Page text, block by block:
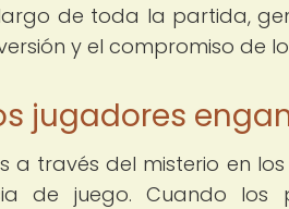
de toda la partida,
y el compromiso de
jugadores
través del misterio en
de juego. Cuando los